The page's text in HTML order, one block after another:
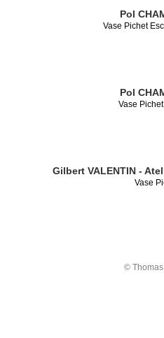
Pol
Vase Pichet
Pol
Vase
Gilbert VALENTIN -
Vase
© Thomas